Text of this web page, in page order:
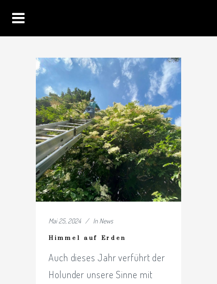
Mai 25, 2024 In News
Himmel auf Erden
Auch dieses Jahr verführt der
Holunder unsere Sinne mit